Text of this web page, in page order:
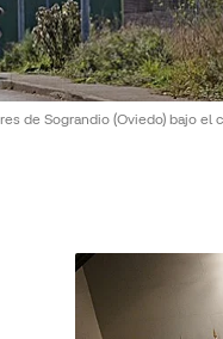
de Sograndio (Oviedo) bajo el